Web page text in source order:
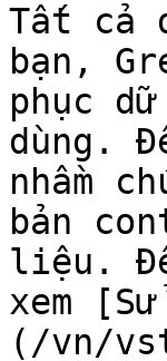
Tất cả
bạn,
phục
dùng.
nhầm
bản
liệu.
xem
(/vn/